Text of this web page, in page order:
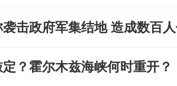
击政府军集结地 造成数百
？霍尔木兹海峡何时重开？